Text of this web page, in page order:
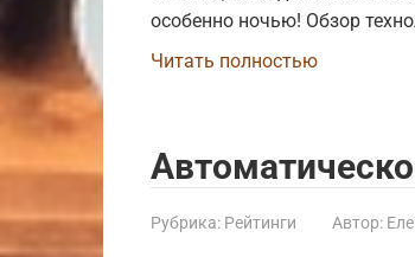
особенно ночью! Обзор
Читать полностью
Рубрика: Рейтинги Автор: